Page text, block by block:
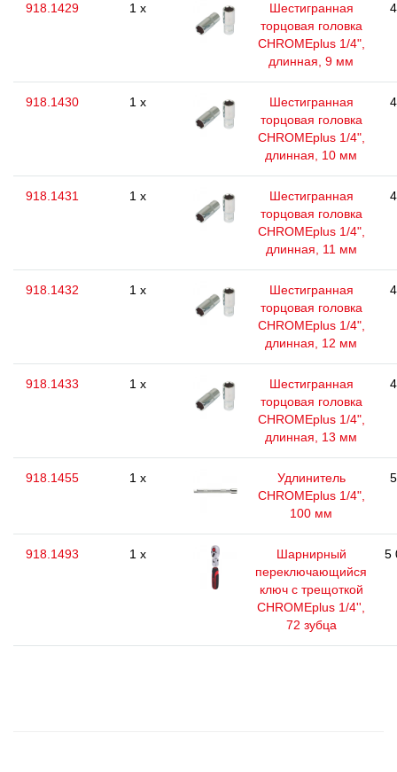
918.1429 1 x
Шестигранная
торцовая головка
CHROMEplus 1/4",
длинная, 9 мм
918.1430 1 x
Шестигранная
торцовая головка
CHROMEplus 1/4",
длинная, 10 мм
918.1431 1 x
Шестигранная
торцовая головка
CHROMEplus 1/4",
длинная, 11 мм
918.1432 1 x
Шестигранная
торцовая головка
CHROMEplus 1/4",
длинная, 12 мм
918.1433 1 x
Шестигранная
торцовая головка
CHROMEplus 1/4",
длинная, 13 мм
918.1455 1 x
Удлинитель
CHROMEplus 1/4",
100 мм
918.1493 1 x
Шарнирный
переключающийся
ключ с трещоткой
CHROMEplus 1/4'',
72 зубца
5